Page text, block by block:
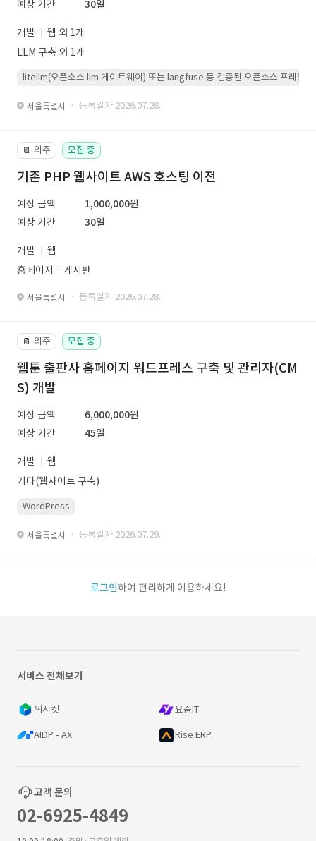
예상 기간
30일
개발
웹 외 1개
LLM 구축 외 1개
litellm(오픈소스 llm 게이트웨이) 또는 langfuse 등 검증된 오픈소스 프레임워
서울특별시 · 등록일자 2026.07.28.
📔 외주 모집 중
기존 PHP 웹사이트 AWS 호스팅 이전
예상 금액
1,000,000원
예상 기간
30일
개발
웹
홈페이지ㆍ게시판
서울특별시 · 등록일자 2026.07.28.
📔 외주 모집 중
웹툰 출판사 홈페이지 워드프레스 구축 및 관리자(CM
S) 개발
예상 금액
6,000,000원
예상 기간
45일
개발
웹
기타(웹사이트 구축)
WordPress
서울특별시 · 등록일자 2026.07.29.
로그인하여 편리하게 이용하세요!
서비스 전체보기
위시켓 요즘IT
AIDP - AX Rise ERP
고객 문의
02-6925-4849